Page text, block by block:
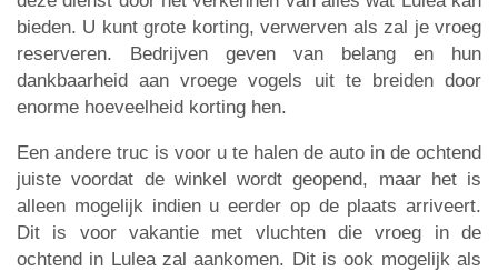
bieden. U kunt grote korting, verwerven als zal je vroeg
reserveren. Bedrijven geven van belang en hun
dankbaarheid aan vroege vogels uit te breiden door
enorme hoeveelheid korting hen.
Een andere truc is voor u te halen de auto in de ochtend
juiste voordat de winkel wordt geopend, maar het is
alleen mogelijk indien u eerder op de plaats arriveert.
Dit is voor vakantie met vluchten die vroeg in de
ochtend in Lulea zal aankomen. Dit is ook mogelijk als